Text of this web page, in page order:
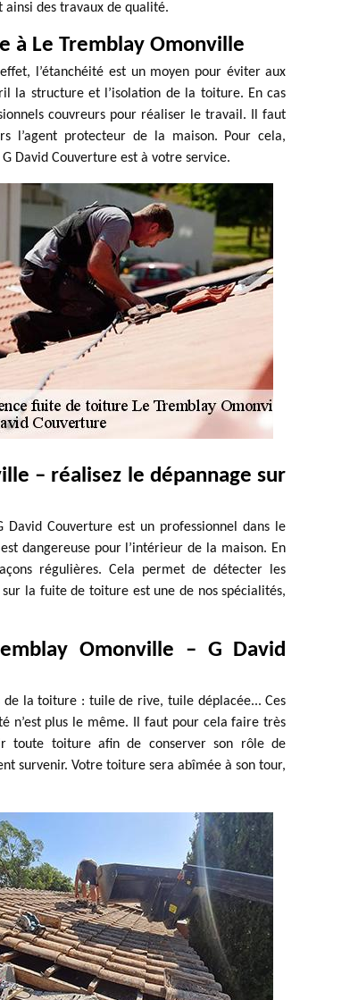
ainsi des travaux de qualité.
à Le Tremblay Omonville
l’étanchéité est un moyen pour éviter aux
la structure et l’isolation de la toiture. En cas
couvreurs pour réaliser le travail. Il faut
l’agent protecteur de la maison. Pour cela,
David Couverture est à votre service.
– réalisez le dépannage sur
Couverture est un professionnel dans le
dangereuse pour l’intérieur de la maison. En
régulières. Cela permet de détecter les
la fuite de toiture est une de nos spécialités,
Omonville – G David
la toiture : tuile de rive, tuile déplacée... Ces
n’est plus le même. Il faut pour cela faire très
toute toiture afin de conserver son rôle de
survenir. Votre toiture sera abîmée à son tour,